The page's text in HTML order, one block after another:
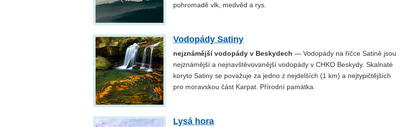
pohromadě vlk, medvěd a rys.
Vodopády Satiny
nejznámější vodopády v Beskydech — Vodopády na říčce Satině jsou
nejznámější a nejnavštěvovanější vodopády v CHKO Beskydy. Skalnaté
koryto Satiny se považuje za jedno z nejdelších (1 km) a nejtypičtějších
pro moravskou část Karpat. Přírodní památka.
Lysá hora